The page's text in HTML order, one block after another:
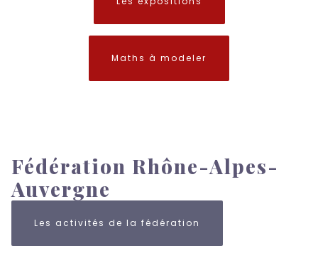
Maths à modeler
Fédération Rhône-Alpes-
Auvergne
Les activités de la fédération